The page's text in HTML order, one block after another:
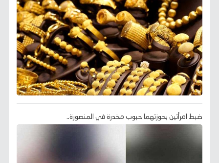
ضبط امرأتين بحوزتهما حبوب مخدرة في المنصورة..